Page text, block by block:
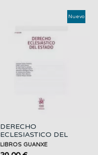
DERECHO
ECLESIASTICO DEL
ESTADO 3º ED
LIBROS GUANXE
Nuevo